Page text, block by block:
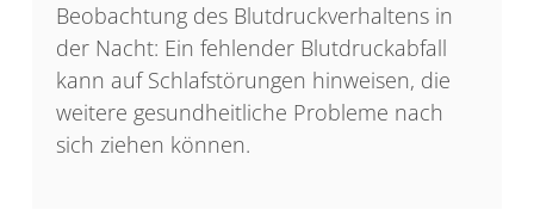
Beobachtung des Blutdruckverhaltens in
der Nacht: Ein fehlender Blutdruckabfall
kann auf Schlafstörungen hinweisen, die
weitere gesundheitliche Probleme nach
sich ziehen können.